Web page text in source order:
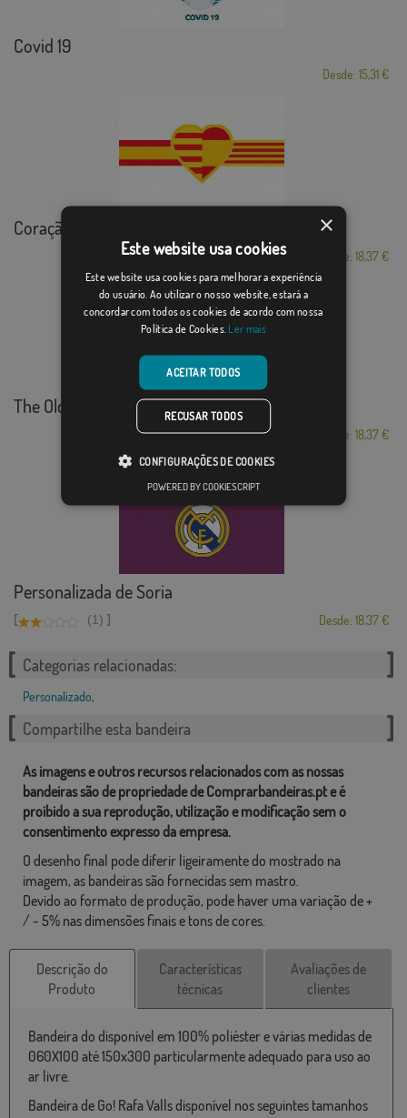
Covid 19
Desde: 15,31 €
Coração espanhol...
Desde: 18,37 €
The Old Mansion 2
Desde: 18,37 €
Personalizada de Soria
[ (1) ] Desde: 18,37 €
Categorias relacionadas:
Personalizado,
Compartilhe esta bandeira
As imagens e outros recursos relacionados com as nossas
bandeiras são de propriedade de Comprarbandeiras.pt e é
proibido a sua reprodução, utilização e modificação sem o
consentimento expresso da empresa.
O desenho final pode diferir ligeiramente do mostrado na
imagem, as bandeiras são fornecidas sem mastro.
Devido ao formato de produção, pode haver uma variação de +
/ - 5% nas dimensões finais e tons de cores.
Descrição do
Produto
Características
técnicas
Avaliações de
clientes
Bandeira do disponível em 100% poliéster e várias medidas de
060X100 até 150x300 particularmente adequado para uso ao
ar livre.
Bandeira de Go! Rafa Valls disponível nos seguintes tamanhos
×
Este website usa cookies
Este website usa cookies para melhorar a experiência
do usuário. Ao utilizar o nosso website, estará a
concordar com todos os cookies de acordo com nossa
Política de Cookies. Ler mais
ACEITAR TODOS
RECUSAR TODOS
CONFIGURAÇÕES DE COOKIES
POWERED BY COOKIESCRIPT